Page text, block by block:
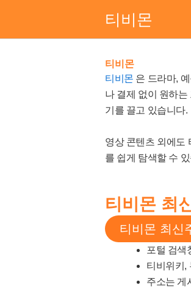
츠
티비몬
티비몬
티비몬 은 드라마,
나 결제 없이 원하
기를 끌고 있습니다.
영상 콘텐츠 외에도
를 쉽게 탐색할 수
티비몬 최
티비몬 최신
포털 검색
티비위키,
주소는 게